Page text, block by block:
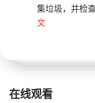
集垃圾，并检
文
在线观看